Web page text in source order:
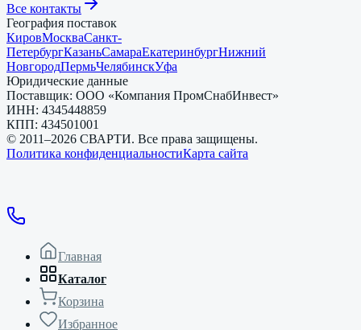
Все контакты
География поставок
КировМоскваСанкт-
ПетербургКазаньСамараЕкатеринбургНижний
НовгородПермьЧелябинскУфа
Юридические данные
Поставщик: ООО «Компания ПромСнабИнвест»
ИНН: 4345448859
КПП: 434501001
© 2011–2026 СВАРТИ. Все права защищены.
Политика конфиденциальностиКарта сайта
Главная
Каталог
Корзина
Избранное